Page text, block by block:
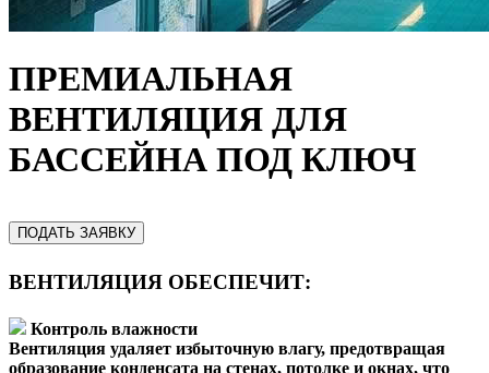
ПРЕМИАЛЬНАЯ
ВЕНТИЛЯЦИЯ ДЛЯ
БАССЕЙНА ПОД КЛЮЧ
ПОДАТЬ ЗАЯВКУ
ВЕНТИЛЯЦИЯ ОБЕСПЕЧИТ:
Контроль влажности
Вентиляция удаляет избыточную влагу, предотвращая
образование конденсата на стенах, потолке и окнах, что